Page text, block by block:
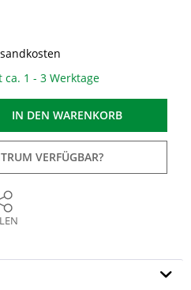
1 - 3 Werktage
IN DEN WARENKORB
VERFÜGBAR?